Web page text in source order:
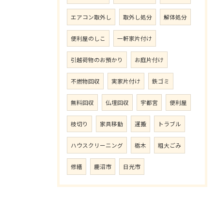
エアコン取外し 取外し処分 解体処分
便利屋のしこ 一軒家片付け
引越荷物のお預かり お庭片付け
不燃物回収 実家片付け 鉄ゴミ
無料回収 仏壇回収 宇都宮 便利屋
枝切り 家具移動 運搬 トラブル
ハウスクリーニング 栃木 粗大ごみ
修繕 鹿沼市 日光市